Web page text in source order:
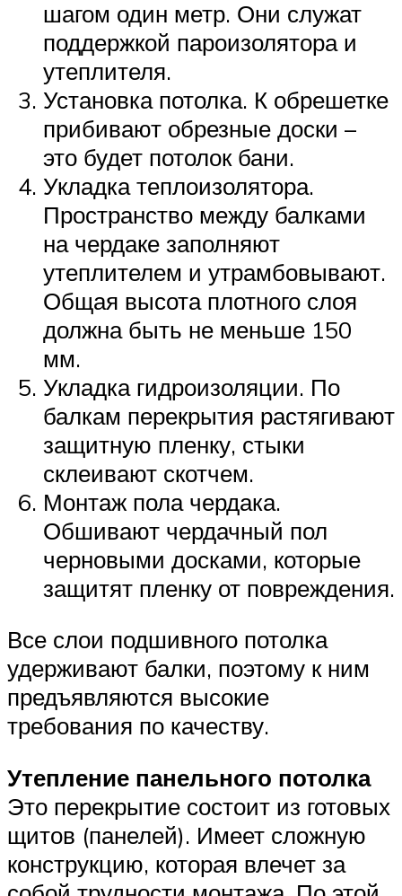
шагом один метр. Они служат
поддержкой пароизолятора и
утеплителя.
Установка потолка. К обрешетке
прибивают обрезные доски –
это будет потолок бани.
Укладка теплоизолятора.
Пространство между балками
на чердаке заполняют
утеплителем и утрамбовывают.
Общая высота плотного слоя
должна быть не меньше 150
мм.
Укладка гидроизоляции. По
балкам перекрытия растягивают
защитную пленку, стыки
склеивают скотчем.
Монтаж пола чердака.
Обшивают чердачный пол
черновыми досками, которые
защитят пленку от повреждения.
Все слои подшивного потолка
удерживают балки, поэтому к ним
предъявляются высокие
требования по качеству.
Утепление панельного потолка
Это перекрытие состоит из готовых
щитов (панелей). Имеет сложную
конструкцию, которая влечет за